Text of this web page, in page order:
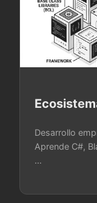
Desarrollo
Aprende C#,
…